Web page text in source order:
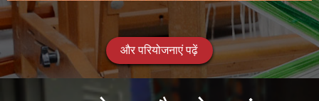
और परियोजनाएं पढ़ें